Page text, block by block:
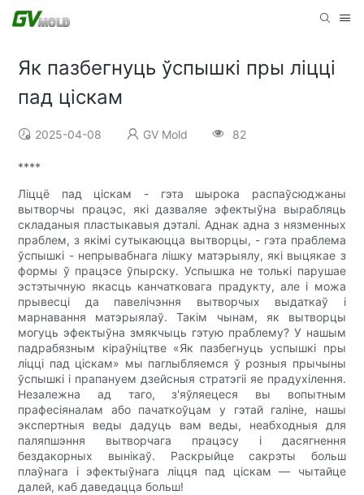
Як пазбегнуць ўспышкі пры ліцці
пад ціскам
2025-04-08 GV Mold 82
****
Ліццё пад ціскам - гэта шырока распаўсюджаны
вытворчы працэс, які дазваляе эфектыўна вырабляць
складаныя пластыкавыя дэталі. Аднак адна з нязменных
праблем, з якімі сутыкаюцца вытворцы, - гэта праблема
ўспышкі - непрывабнага лішку матэрыялу, які выцякае з
формы ў працэсе ўпырску. Успышка не толькі парушае
эстэтычную якасць канчатковага прадукту, але і можа
прывесці да павелічэння вытворчых выдаткаў і
марнавання матэрыялаў. Такім чынам, як вытворцы
могуць эфектыўна змякчыць гэтую праблему? У нашым
падрабязным кіраўніцтве «Як пазбегнуць успышкі пры
ліцці пад ціскам» мы паглыбляемся ў розныя прычыны
ўспышкі і прапануем дзейсныя стратэгіі яе прадухілення.
Незалежна ад таго, з'яўляецеся вы вопытным
прафесіяналам або пачаткоўцам у гэтай галіне, нашы
экспертныя веды дадуць вам веды, неабходныя для
паляпшэння вытворчага працэсу і дасягнення
бездакорных вынікаў. Раскрыйце сакрэты больш
плаўнага і эфектыўнага ліцця пад ціскам — чытайце
далей, каб даведацца больш!